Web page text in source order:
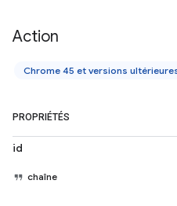
Action
Chrome 45 et versions
PROPRIÉTÉS
id
chaîne